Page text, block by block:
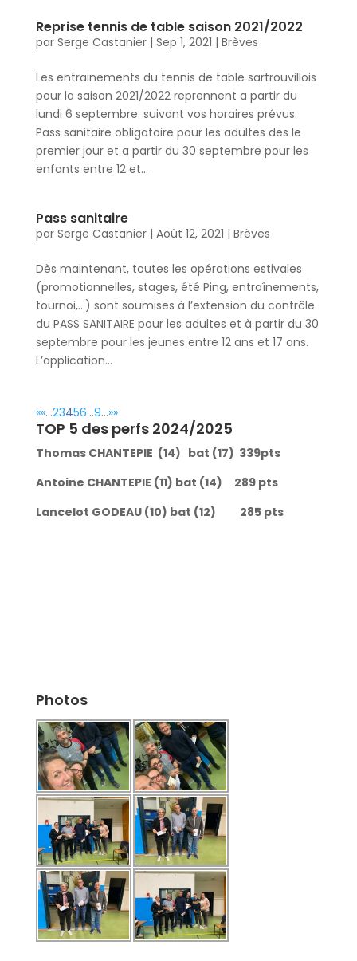
Reprise tennis de table saison 2021/2022
par Serge Castanier| Sep 1, 2021 | Brèves
Les entrainements du tennis de table sartrouvillois
pour la saison 2021/2022 reprennent a partir du
lundi 6 septembre. suivant vos horaires prévus.
Pass sanitaire obligatoire pour les adultes des le
premier jour et a partir du 30 septembre pour les
enfants entre 12 et...
Pass sanitaire
par Serge Castanier| Août 12, 2021 | Brèves
Dès maintenant, toutes les opérations estivales
(promotionnelles, stages, été Ping, entraînements,
tournoi,…) sont soumises à l’extension du contrôle
du PASS SANITAIRE pour les adultes et à partir du 30
septembre pour les jeunes entre 12 ans et 17 ans.
L’application...
««…23456…9…»»
TOP 5 des perfs 2024/2025
Thomas CHANTEPIE (14) bat (17) 339pts
Antoine CHANTEPIE (11) bat (14) 289 pts
Lancelot GODEAU (10) bat (12) 285 pts
Photos